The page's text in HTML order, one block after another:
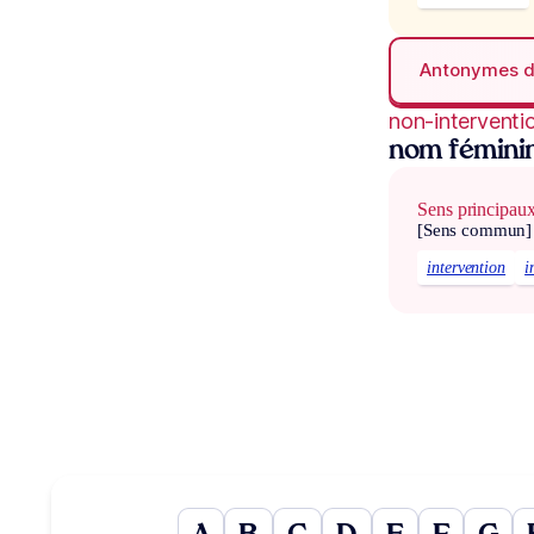
Antonymes
non-
nom
Sens
[Sens commun]
intervention